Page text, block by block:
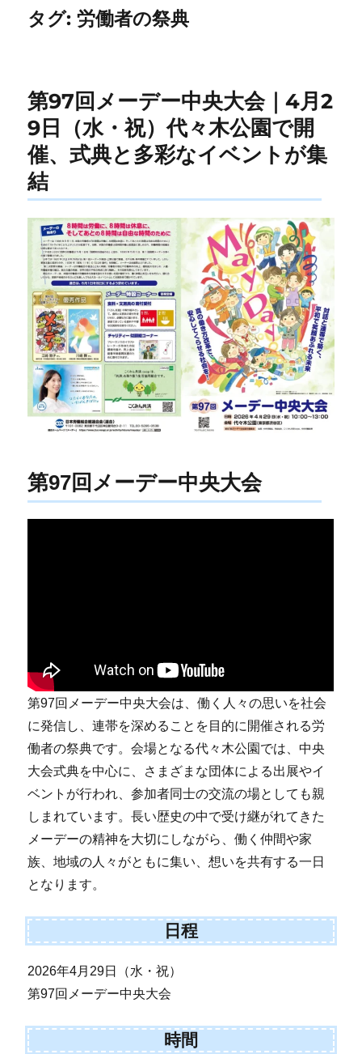
タグ:労働者の祭典
第97回メーデー中央大会｜4月2
9日（水・祝）代々木公園で開
催、式典と多彩なイベントが集
結
第97回メーデー中央大会
第97回メーデー中央大会は、働く人々の思いを社会
に発信し、連帯を深めることを目的に開催される労
働者の祭典です。会場となる代々木公園では、中央
大会式典を中心に、さまざまな団体による出展やイ
ベントが行われ、参加者同士の交流の場としても親
しまれています。長い歴史の中で受け継がれてきた
メーデーの精神を大切にしながら、働く仲間や家
族、地域の人々がともに集い、想いを共有する一日
となります。
日程
2026年4月29日（水・祝）
第97回メーデー中央大会
時間